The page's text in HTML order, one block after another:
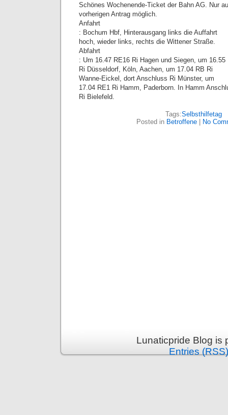
Schönes Wochenende-Ticket der Bahn AG. Nur
vorherigen Antrag möglich.
Anfahrt
: Bochum Hbf, Hinterausgang links die Auffahrt
hoch, wieder links, rechts die Wittener Straße.
Abfahrt
: Um 16.47 RE16 Ri Hagen und Siegen, um 16.55
Ri Düsseldorf, Köln, Aachen, um 17.04 RB Ri
Wanne-Eickel, dort Anschluss Ri Münster, um
17.04 RE1 Ri Hamm, Paderborn. In Hamm
Ri Bielefeld.
Tags:Selbsthilfetag
Posted in Betroffene No
Lunaticpride Blog is
Entries (RSS)